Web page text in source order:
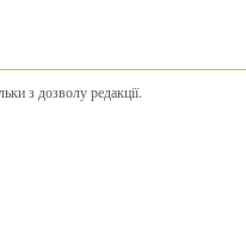
з дозволу редакції.